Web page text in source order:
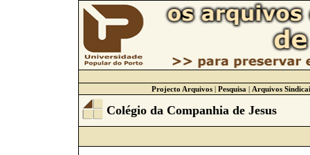
Projecto Arquivos| Pesquisa | Arquivos
Colégio da Companhia de Jesus